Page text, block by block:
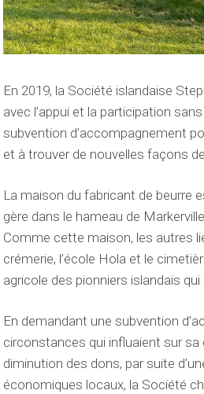
En 2019, la Société islandaise
avec l’appui et la participation
subvention d’accompagnement
et à trouver de nouvelles façons
La maison du fabricant de beurre
gère dans le hameau de
Comme cette maison, les autres
crémerie, l’école Hola et le
agricole des pionniers islandais
En demandant une subvention
circonstances qui influaient sur sa
diminution des dons, par suite
économiques locaux, la Société